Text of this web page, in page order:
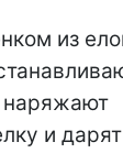
из
наряжают
и дарят